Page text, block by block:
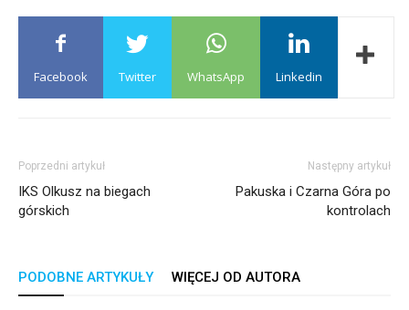
Facebook Twitter WhatsApp Linkedin
Poprzedni artykuł
IKS Olkusz na biegach
górskich
Następny artykuł
Pakuska i Czarna Góra po
kontrolach
PODOBNE ARTYKUŁY WIĘCEJ OD AUTORA